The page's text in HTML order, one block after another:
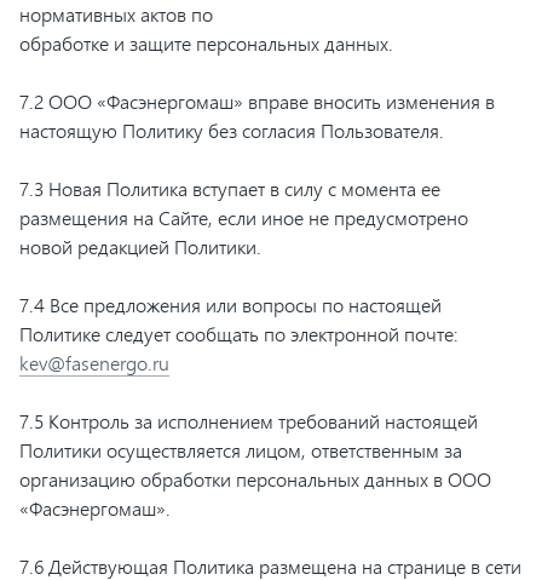
нормативных актов по
обработке и защите персональных данных.
7.2 ООО «Фасэнергомаш» вправе вносить изменения в
настоящую Политику без согласия Пользователя.
7.3 Новая Политика вступает в силу с момента ее
размещения на Сайте, если иное не предусмотрено
новой редакцией Политики.
7.4 Все предложения или вопросы по настоящей
Политике следует сообщать по электронной почте:
kev@fasenergo.ru
7.5 Контроль за исполнением требований настоящей
Политики осуществляется лицом, ответственным за
организацию обработки персональных данных в ООО
«Фасэнергомаш».
7.6 Действующая Политика размещена на странице в сети